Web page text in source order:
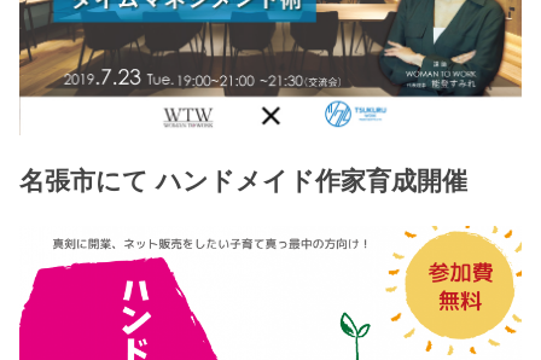
名張市にて ハンドメイド作家育成開催